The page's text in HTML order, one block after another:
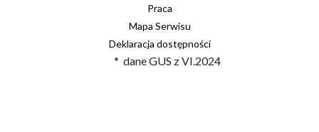
Praca
Mapa Serwisu
Deklaracja dostępności
* dane GUS z VI.2024